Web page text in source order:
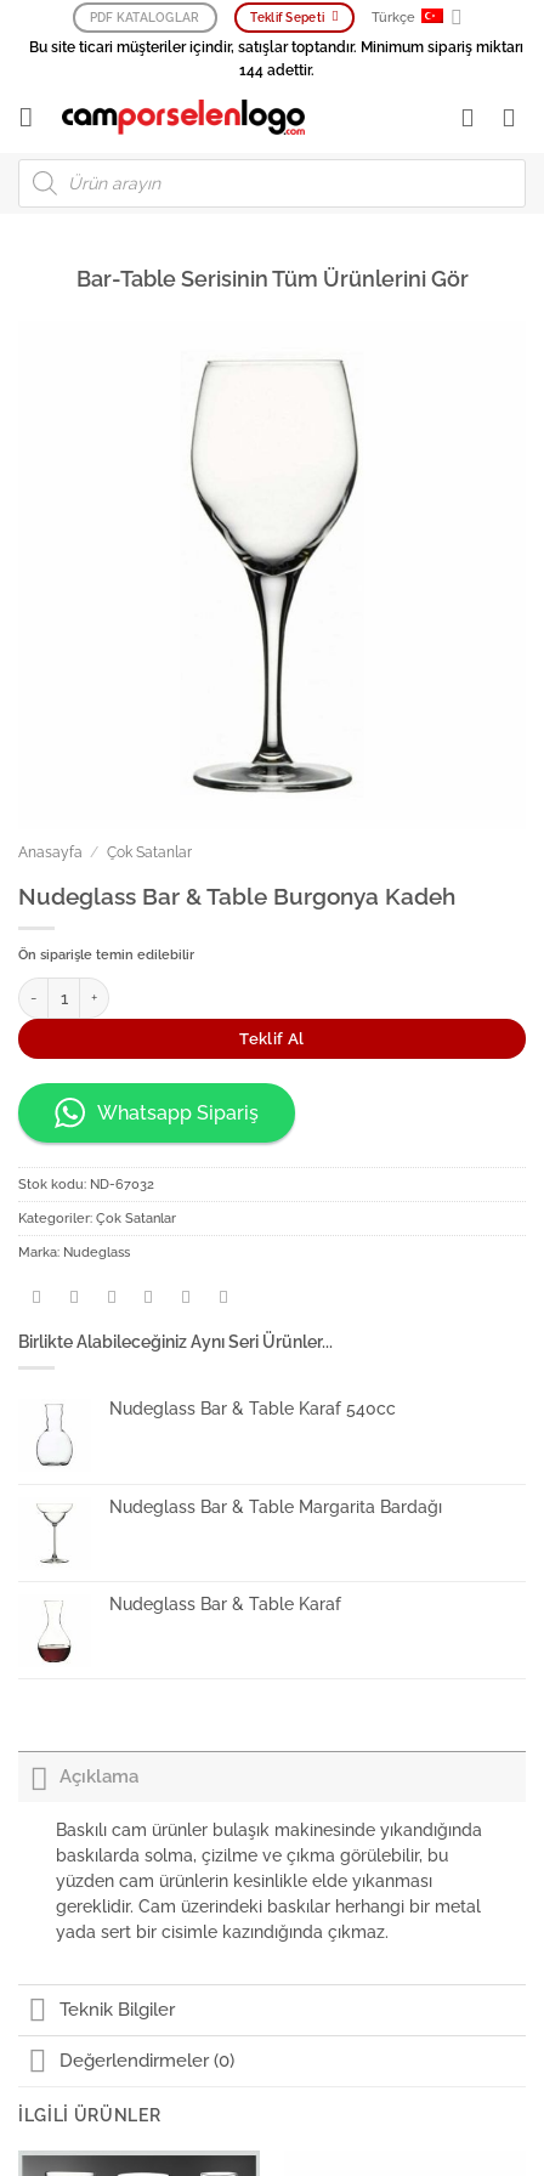
PDF KATALOGLAR Teklif Sepeti Türkçe
Bu site ticari müşteriler içindir, satışlar toptandır. Minimum sipariş miktarı
144 adettir.
Products
search
Bar-Table Serisinin Tüm Ürünlerini Gör
Anasayfa / Çok Satanlar
Nudeglass Bar & Table Burgonya Kadeh
Ön siparişle temin edilebilir
Nudeglass Bar & Table Burgonya Kadeh adet
Teklif Al
Whatsapp Sipariş
Stok kodu: ND-67032
Kategoriler: Çok Satanlar
Marka: Nudeglass
Birlikte Alabileceğiniz Aynı Seri Ürünler...
Nudeglass Bar & Table Karaf 540cc
Nudeglass Bar & Table Margarita Bardağı
Nudeglass Bar & Table Karaf
Nudeglass Bar & Table Kırmızı Bordeaux Kadeh
Nudeglass Bar & Table Su Bardağı
Açıklama
Baskılı cam ürünler bulaşık makinesinde yıkandığında
baskılarda solma, çizilme ve çıkma görülebilir, bu
yüzden cam ürünlerin kesinlikle elde yıkanması
gereklidir. Cam üzerindeki baskılar herhangi bir metal
yada sert bir cisimle kazındığında çıkmaz.
Teknik Bilgiler
Değerlendirmeler (0)
İLGILI ÜRÜNLER